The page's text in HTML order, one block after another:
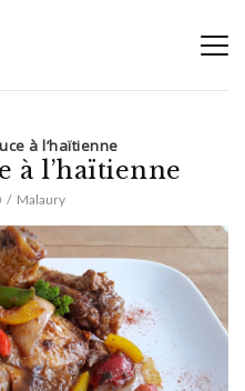
à l’haïtienne
à l’haïtienne
Malaury